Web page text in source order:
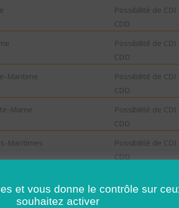
Possibilité de CDI
CDD
Possibilité de CDI
CDD
Maritime
Possibilité de CDI
CDD
Marne
Possibilité de CDI
CDD
Maritimes
Possibilité de CDI
CDD
CDD
et vous donne le contrôle sur
souhaitez activer